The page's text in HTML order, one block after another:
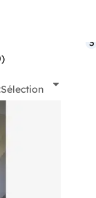
3
Sélection